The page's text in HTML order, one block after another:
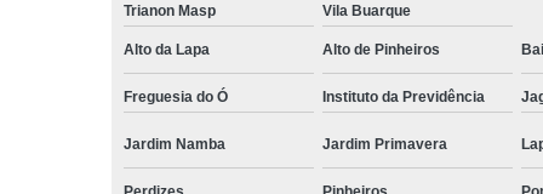
Trianon Masp Vila Buarque
Alto da Lapa Alto de Pinheiros
Freguesia do Ó Instituto da Previdência
Jardim Namba Jardim Primavera